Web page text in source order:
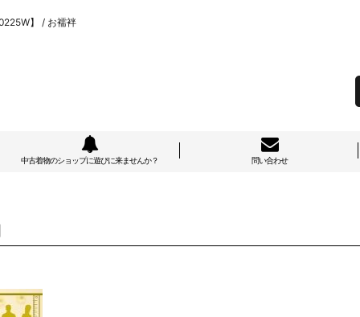
】 / お襦袢
中古着物のショップに遊びに来ませんか？ 問い合わせ